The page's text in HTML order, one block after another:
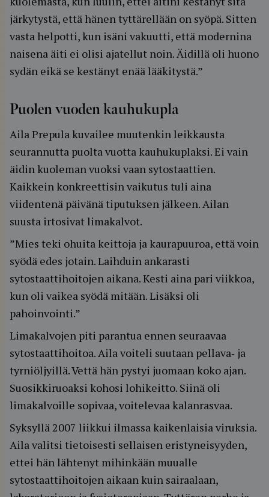
järkytystä, että hänen tyttärellään on syöpä. Sitten
vasta helpotti, kun isäni vakuutti, että modernina
naisena äiti ei olisi ajatellut noin. Äidillä oli huono
sydän eikä se kestänyt enää lääkitystä.”
Puolen vuoden kauhukupla
Aila Prepula kuvailee muutenkin leikkausta
seurannutta puolta vuotta kauhukuplaksi. Ei vain
äidin kuoleman vuoksi vaan sytostaattien.
Kaikkein konkreettisin vaikutus tuli aina
viidentenä päivänä tiputuksen jälkeen. Ailan
suusta irtosivat limakalvot.
”Mies teki ohuita keittoja ja kaurapuuroa, että voin
syödä edes jotain. Laihduin ankarasti
sytostaattihoitojen aikana. Kesti aina pari viikkoa,
kun oli vaikea syödä mitään. Lisäksi oli
pahoinvointi.”
Limakalvojen piti parantua ennen seuraavaa
sytostaattihoitoa. Aila voiteli suutaan pellava‐ ja
tyrniöljyillä. Vettä hän pystyi juomaan koko ajan.
Suosikkiruoaksi kohosi lohikeitto. Siinä oli
limakalvoille sopivaa, voitelevaa kalanrasvaa.
Syksyllä 2007 liikkui ilmassa kaikenlaisia viruksia.
Aila valitsi tietoisesti sellaisen eristyneisyyden,
ettei hän lähtenyt mihinkään muualle
sytostaattihoitojen aikaan kuin sairaalaan,